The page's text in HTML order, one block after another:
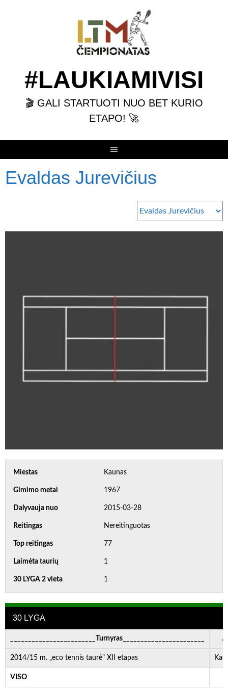
#LAUKIAMIVISI
🎬 GALI STARTUOTI NUO BET KURIO
ETAPO! 🚀
Evaldas Jurevičius
Miestas Kaunas
Gimimo metai 1967
Dalyvauja nuo 2015-03-28
Reitingas Nereitinguotas
Top reitingas 77
Laimėta taurių 1
30 LYGA 2 vieta 1
30 LYGA
________________________Turnyras_______________________ . .
2014/15 m. „eco tennis taurė" XII etapas
VISO